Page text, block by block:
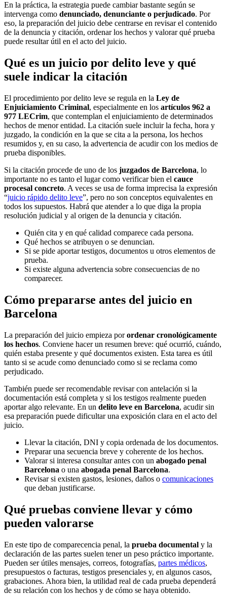
En la práctica, la estrategia puede cambiar bastante según se
intervenga como denunciado, denunciante o perjudicado. Por
eso, la preparación del juicio debe centrarse en revisar el contenido
de la denuncia y citación, ordenar los hechos y valorar qué prueba
puede resultar útil en el acto del juicio.
Qué es un juicio por delito leve y qué
suele indicar la citación
El procedimiento por delito leve se regula en la Ley de
Enjuiciamiento Criminal, especialmente en los artículos 962 a
977 LECrim, que contemplan el enjuiciamiento de determinados
hechos de menor entidad. La citación suele incluir la fecha, hora y
juzgado, la condición en la que se cita a la persona, los hechos
resumidos y, en su caso, la advertencia de acudir con los medios de
prueba disponibles.
Si la citación procede de uno de los juzgados de Barcelona, lo
importante no es tanto el lugar como verificar bien el cauce
procesal concreto. A veces se usa de forma imprecisa la expresión
“juicio rápido delito leve”, pero no son conceptos equivalentes en
todos los supuestos. Habrá que atender a lo que diga la propia
resolución judicial y al origen de la denuncia y citación.
Quién cita y en qué calidad comparece cada persona.
Qué hechos se atribuyen o se denuncian.
Si se pide aportar testigos, documentos u otros elementos de
prueba.
Si existe alguna advertencia sobre consecuencias de no
comparecer.
Cómo prepararse antes del juicio en
Barcelona
La preparación del juicio empieza porordenar cronológicamente
los hechos. Conviene hacer un resumen breve: qué ocurrió, cuándo,
quién estaba presente y qué documentos existen. Esta tarea es útil
tanto si se acude como denunciado como si se reclama como
perjudicado.
También puede ser recomendable revisar con antelación si la
documentación está completa y si los testigos realmente pueden
aportar algo relevante. En un delito leve en Barcelona, acudir sin
esa preparación puede dificultar una exposición clara en el acto del
juicio.
Llevar la citación, DNI y copia ordenada de los documentos.
Preparar una secuencia breve y coherente de los hechos.
Valorar si interesa consultar antes con un abogado penal
Barcelona o una abogada penal Barcelona.
Revisar si existen gastos, lesiones, daños o comunicaciones
que deban justificarse.
Qué pruebas conviene llevar y cómo
pueden valorarse
En este tipo de comparecencia penal, la prueba documental y la
declaración de las partes suelen tener un peso práctico importante.
Pueden ser útiles mensajes, correos, fotografías, partes médicos,
presupuestos o facturas, testigos presenciales y, en algunos casos,
grabaciones. Ahora bien, la utilidad real de cada prueba dependerá
de su relación con los hechos y de cómo se haya obtenido.